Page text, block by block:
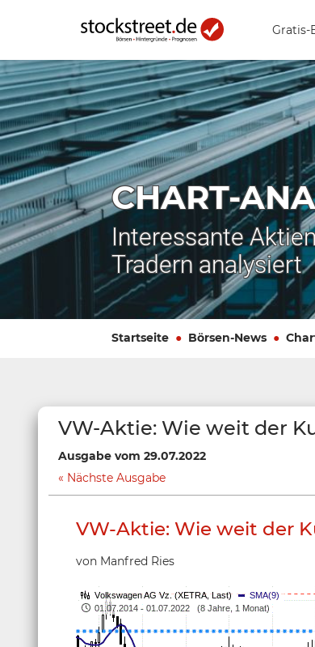
Gratis-
CHART-
Interessante
Tradern analysiert
Startseite Börsen-News
VW-Aktie: Wie weit der
Ausgabe vom 29.07.2022
Nächste Ausgabe
VW-Aktie: Wie weit der
von Manfred Ries